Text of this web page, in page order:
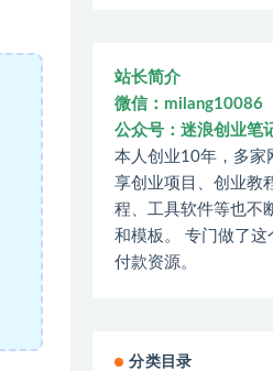
站长简介
微信：milang10086
公众号：迷浪创业笔
本人创业10年，多家
享创业项目、创业教
程、工具软件等也不
和模板。 专门做了
付款资源。
分类目录